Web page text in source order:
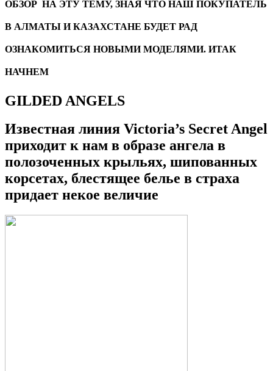
ОБЗОР НА ЭТУ ТЕМУ, ЗНАЯ ЧТО НАШ ПОКУПАТЕЛЬ
В АЛМАТЫ И КАЗАХСТАНЕ БУДЕТ РАД
ОЗНАКОМИТЬСЯ НОВЫМИ МОДЕЛЯМИ. ИТАК
НАЧНЕМ
GILDED ANGELS
Известная линия Victoria’s Secret Angel
приходит к нам в образе ангела в
полозоченных крыльях, шипованных
корсетах, блестящее белье в страха
придает некое величие